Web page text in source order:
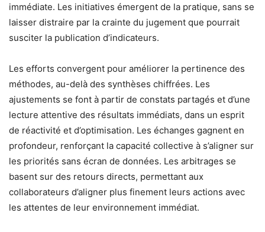
immédiate. Les initiatives émergent de la pratique, sans se
laisser distraire par la crainte du jugement que pourrait
susciter la publication d’indicateurs.
Les efforts convergent pour améliorer la pertinence des
méthodes, au-delà des synthèses chiffrées. Les
ajustements se font à partir de constats partagés et d’une
lecture attentive des résultats immédiats, dans un esprit
de réactivité et d’optimisation. Les échanges gagnent en
profondeur, renforçant la capacité collective à s’aligner sur
les priorités sans écran de données. Les arbitrages se
basent sur des retours directs, permettant aux
collaborateurs d’aligner plus finement leurs actions avec
les attentes de leur environnement immédiat.